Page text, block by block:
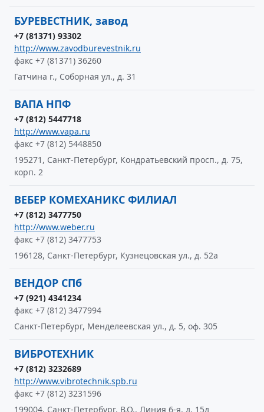
БУРЕВЕСТНИК, завод
+7 (81371) 93302
http://www.zavodburevestnik.ru
факс +7 (81371) 36260
Гатчина г., Соборная ул., д. 31
ВАПА НПФ
+7 (812) 5447718
http://www.vapa.ru
факс +7 (812) 5448850
195271, Санкт-Петербург, Кондратьевский просп., д. 75,
корп. 2
ВЕБЕР КОМЕХАНИКС ФИЛИАЛ
+7 (812) 3477750
http://www.weber.ru
факс +7 (812) 3477753
196128, Санкт-Петербург, Кузнецовская ул., д. 52а
ВЕНДОР СПб
+7 (921) 4341234
факс +7 (812) 3477994
Санкт-Петербург, Менделеевская ул., д. 5, оф. 305
ВИБРОТЕХНИК
+7 (812) 3232689
http://www.vibrotechnik.spb.ru
факс +7 (812) 3231596
199004, Санкт-Петербург, В.О., Линия 6-я, д. 15д